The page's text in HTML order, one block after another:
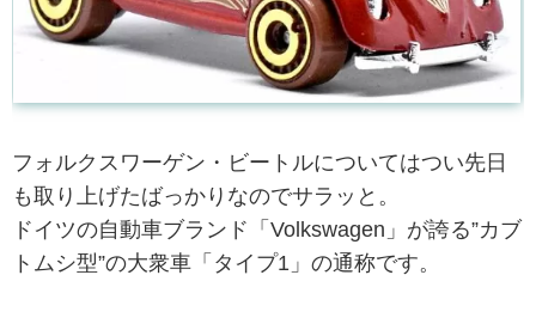
フォルクスワーゲン・ビートルについてはつい先日
も取り上げたばっかりなのでサラッと。
ドイツの自動車ブランド「Volkswagen」が誇る”カブ
トムシ型”の大衆車「タイプ1」の通称です。